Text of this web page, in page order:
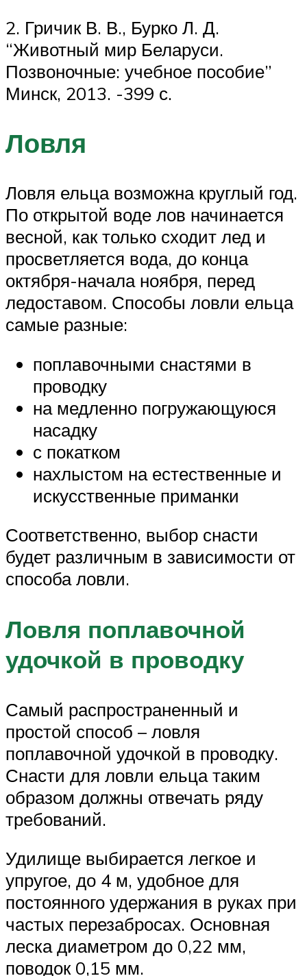
2. Гричик В. В., Бурко Л. Д.
“Животный мир Беларуси.
Позвоночные: учебное пособие”
Минск, 2013. -399 с.
Ловля
Ловля ельца возможна круглый год.
По открытой воде лов начинается
весной, как только сходит лед и
просветляется вода, до конца
октября-начала ноября, перед
ледоставом. Способы ловли ельца
самые разные:
поплавочными снастями в
проводку
на медленно погружающуюся
насадку
с покатком
нахлыстом на естественные и
искусственные приманки
Соответственно, выбор снасти
будет различным в зависимости от
способа ловли.
Ловля поплавочной
удочкой в проводку
Самый распространенный и
простой способ – ловля
поплавочной удочкой в проводку.
Снасти для ловли ельца таким
образом должны отвечать ряду
требований.
Удилище выбирается легкое и
упругое, до 4 м, удобное для
постоянного удержания в руках при
частых перезабросах. Основная
леска диаметром до 0,22 мм,
поводок 0,15 мм.